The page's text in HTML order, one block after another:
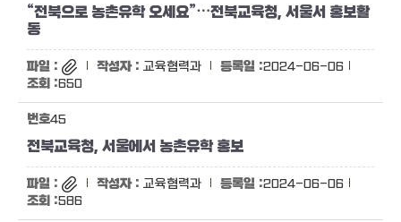
“전북으로 농촌유학 오세요”⋯전북교육청, 서울서 홍보활
동
교육협력과
2024-06-06
650
45
전북교육청, 서울에서 농촌유학 홍보
교육협력과
2024-06-06
586